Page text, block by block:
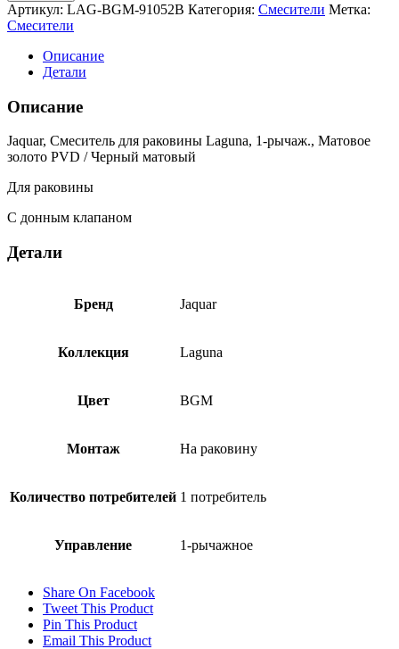
Артикул: LAG-BGM-91052B Категория: Смесители Метка:
Смесители
Описание
Детали
Описание
Jaquar, Смеситель для раковины Laguna, 1-рычаж., Матовое
золото PVD / Черный матовый
Для раковины
С донным клапаном
Детали
Бренд Jaquar
Коллекция Laguna
Цвет BGM
Монтаж На раковину
Количество потребителей 1 потребитель
Управление 1-рычажное
Share On Facebook
Tweet This Product
Pin This Product
Email This Product